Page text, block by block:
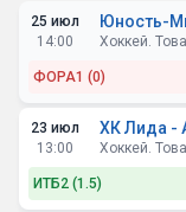
25 июл
14:00
Юность-
Хоккей.
ФОРА1 (0)
Минск
23 июл
13:00
ХК Лида -
Хоккей.
ИТБ2 (1.5)